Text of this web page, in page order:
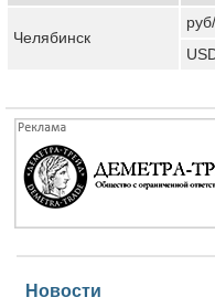
Челябинск
Новости